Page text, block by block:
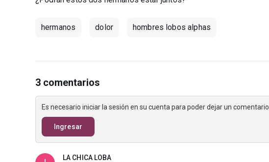
hermanos dolor hombres lobos alphas
3 comentarios
Es necesario iniciar la sesión en su cuenta para poder dejar un comentario
Ingresar
LA CHICA LOBA